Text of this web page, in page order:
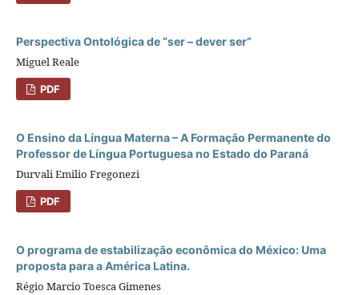
Perspectiva Ontológica de “ser – dever ser”
Miguel Reale
PDF
O Ensino da Língua Materna – A Formação Permanente do
Professor de Língua Portuguesa no Estado do Paraná
Durvali Emilio Fregonezi
PDF
O programa de estabilização econômica do México: Uma
proposta para a América Latina.
Régio Marcio Toesca Gimenes